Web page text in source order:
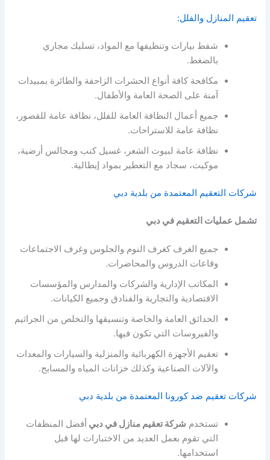
تعقيم المنازل والفلل:
شفط بيارات وتنظيفها مع المواد، تسليك مجاري
بالضغط.
مكافحة كافة أنواع الحشرات الزاحفة والطائرة بمبيدات
آمنة على الصحة العامة والأطفال.
جميع أعمال النظافة العامة للفلل، نظافة عامة للقصور،
نظافة عامة للاستراحات.
نظافة عامة لبيوت الشعر، غسيل كنب ومجالس أرضية،
موكيت، سجاد مع التعطير بمواد إيطالية.
شركات التعقيم المعتمدة من بلدية دبي
تشمل عمليات التعقيم في دبي
جميع الغرف كغرف النوم والجلوس وغرف الاجتماعات
وقاعات الدروس والمحاضرات.
المكاتب الإدارية والشركات والمدارس والمؤسسات
الاقتصادية والتجارية والفنادق وجميع الكيانات.
الحدائق العامة والخاصة وتنسيقها والتخلص من الجراثيم
والفيروسات التي تكون فيها.
تعقيم الأجهزة الكهربائية والمنزلية والسيارات والمعدات
والآلات الصناعية وكذلك خزانات المياه والمسابح.
شركات تعقيم ضد كورونا المعتمدة من بلدية دبي
تستخدم شركة تعقيم منازل في دبي أفضل المنظفات
التي تقوم بعمل العديد من الاختبارات لها قبل
استخدامها.